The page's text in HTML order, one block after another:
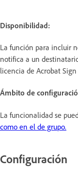
Disponibilidad:
La función para incluir
notifica a un
licencia de Acrobat
Ámbito de
La funcionalidad se
como en el de grupo.
Configuración